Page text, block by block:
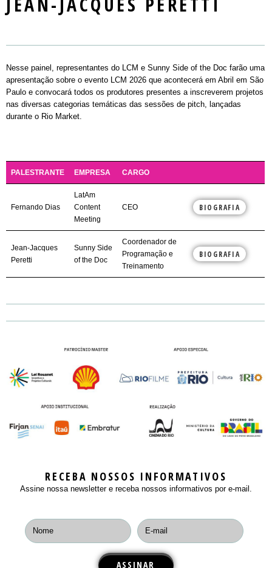
ROUND TABLES
EXIBIÇÃO
REGULAMENTO
Mercado
Nesse painel, representantes do LCM e Sunny Side of the Doc farão uma
apresentação sobre o evento LCM 2026 que acontecerá em Abril em São
Paulo e convocará todos os produtores presentes a inscreverem projetos
nas diversas categorias temáticas das sessões de pitch, lançadas
durante o Rio Market.
PALESTRANTE EMPRESA CARGO
Fernando Dias
LatAm
Content
Meeting
CEO BIOGRAFIA
Jean-Jacques
Peretti
Sunny Side
of the Doc
Coordenador de
Programação e
Treinamento
BIOGRAFIA
RECEBA NOSSOS INFORMATIVOS
Assine nossa newsletter e receba nossos informativos por e-mail.